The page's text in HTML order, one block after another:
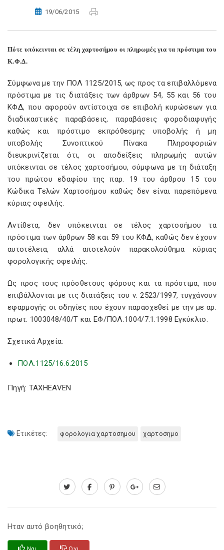
19/06/2015
Πότε υπόκεινται σε τέλη χαρτοσήμου οι πληρωμές για τα πρόστιμα του
Κ.Φ.Δ.
Σύμφωνα με την ΠΟΛ 1125/2015, ως προς τα επιβαλλόμενα
πρόστιμα με τις διατάξεις των άρθρων 54, 55 και 56 του
ΚΦΔ, που αφορούν αντίστοιχα σε επιβολή κυρώσεων για
διαδικαστικές παραβάσεις, παραβάσεις φοροδιαφυγής
καθώς και πρόστιμο εκπρόθεσμης υποβολής ή μη
υποβολής Συνοπτικού Πίνακα Πληροφοριών
διευκρινίζεται ότι, οι αποδείξεις πληρωμής αυτών
υπόκεινται σε τέλος χαρτοσήμου, σύμφωνα με τη διάταξη
του πρώτου εδαφίου της παρ. 19 του άρθρου 15 του
Κώδικα Τελών Χαρτοσήμου καθώς δεν είναι παρεπόμενα
κύριας οφειλής.
Αντίθετα, δεν υπόκεινται σε τέλος χαρτοσήμου τα
πρόστιμα των άρθρων 58 και 59 του ΚΦΔ, καθώς δεν έχουν
αυτοτέλεια, αλλά αποτελούν παρακολούθημα κύριας
φορολογικής οφειλής.
Ως προς τους πρόσθετους φόρους και τα πρόστιμα, που
επιβάλλονται με τις διατάξεις του ν. 2523/1997, τυγχάνουν
εφαρμογής οι οδηγίες που έχουν παρασχεθεί με την με αρ.
πρωτ. 1003048/40/Τ και ΕΦ/ΠΟΛ.1004/7.1.1998 Εγκύκλιο.
Σχετικά Αρχεία:
ΠΟΛ.1125/16.6.2015
Πηγή: TAXHEAVEN
Ετικέτες: φορολογια χαρτοσημου χαρτοσημο
Ηταν αυτό βοηθητικό;